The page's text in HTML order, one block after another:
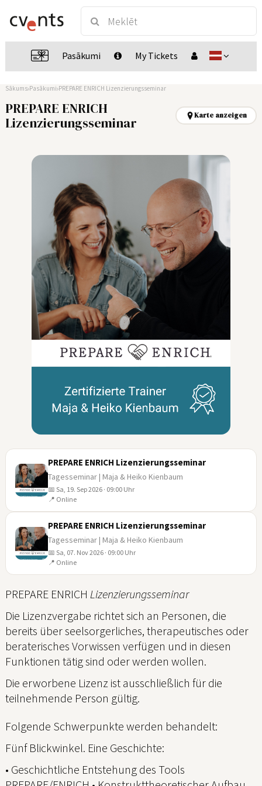
Pasākumi My Tickets
Sākums Pasākumi PREPARE ENRICH Lizenzierungsseminar
PREPARE ENRICH
Lizenzierungsseminar
Karte anzeigen
SEP
PREPARE ENRICH Lizenzierungsseminar
Tagesseminar | Maja & Heiko Kienbaum
📅 Sa, 19. Sep 2026 · 09:00 Uhr
📍 Online
NOV
PREPARE ENRICH Lizenzierungsseminar
Tagesseminar | Maja & Heiko Kienbaum
📅 Sa, 07. Nov 2026 · 09:00 Uhr
📍 Online
PREPARE ENRICH Lizenzierungsseminar
Die Lizenzvergabe richtet sich an Personen, die
bereits über seelsorgerliches, therapeutisches oder
beraterisches Vorwissen verfügen und in diesen
Funktionen tätig sind oder werden wollen.
Die erworbene Lizenz ist ausschließlich für die
teilnehmende Person gültig.
Folgende Schwerpunkte werden behandelt:
Fünf Blickwinkel. Eine Geschichte:
• Geschichtliche Entstehung des Tools